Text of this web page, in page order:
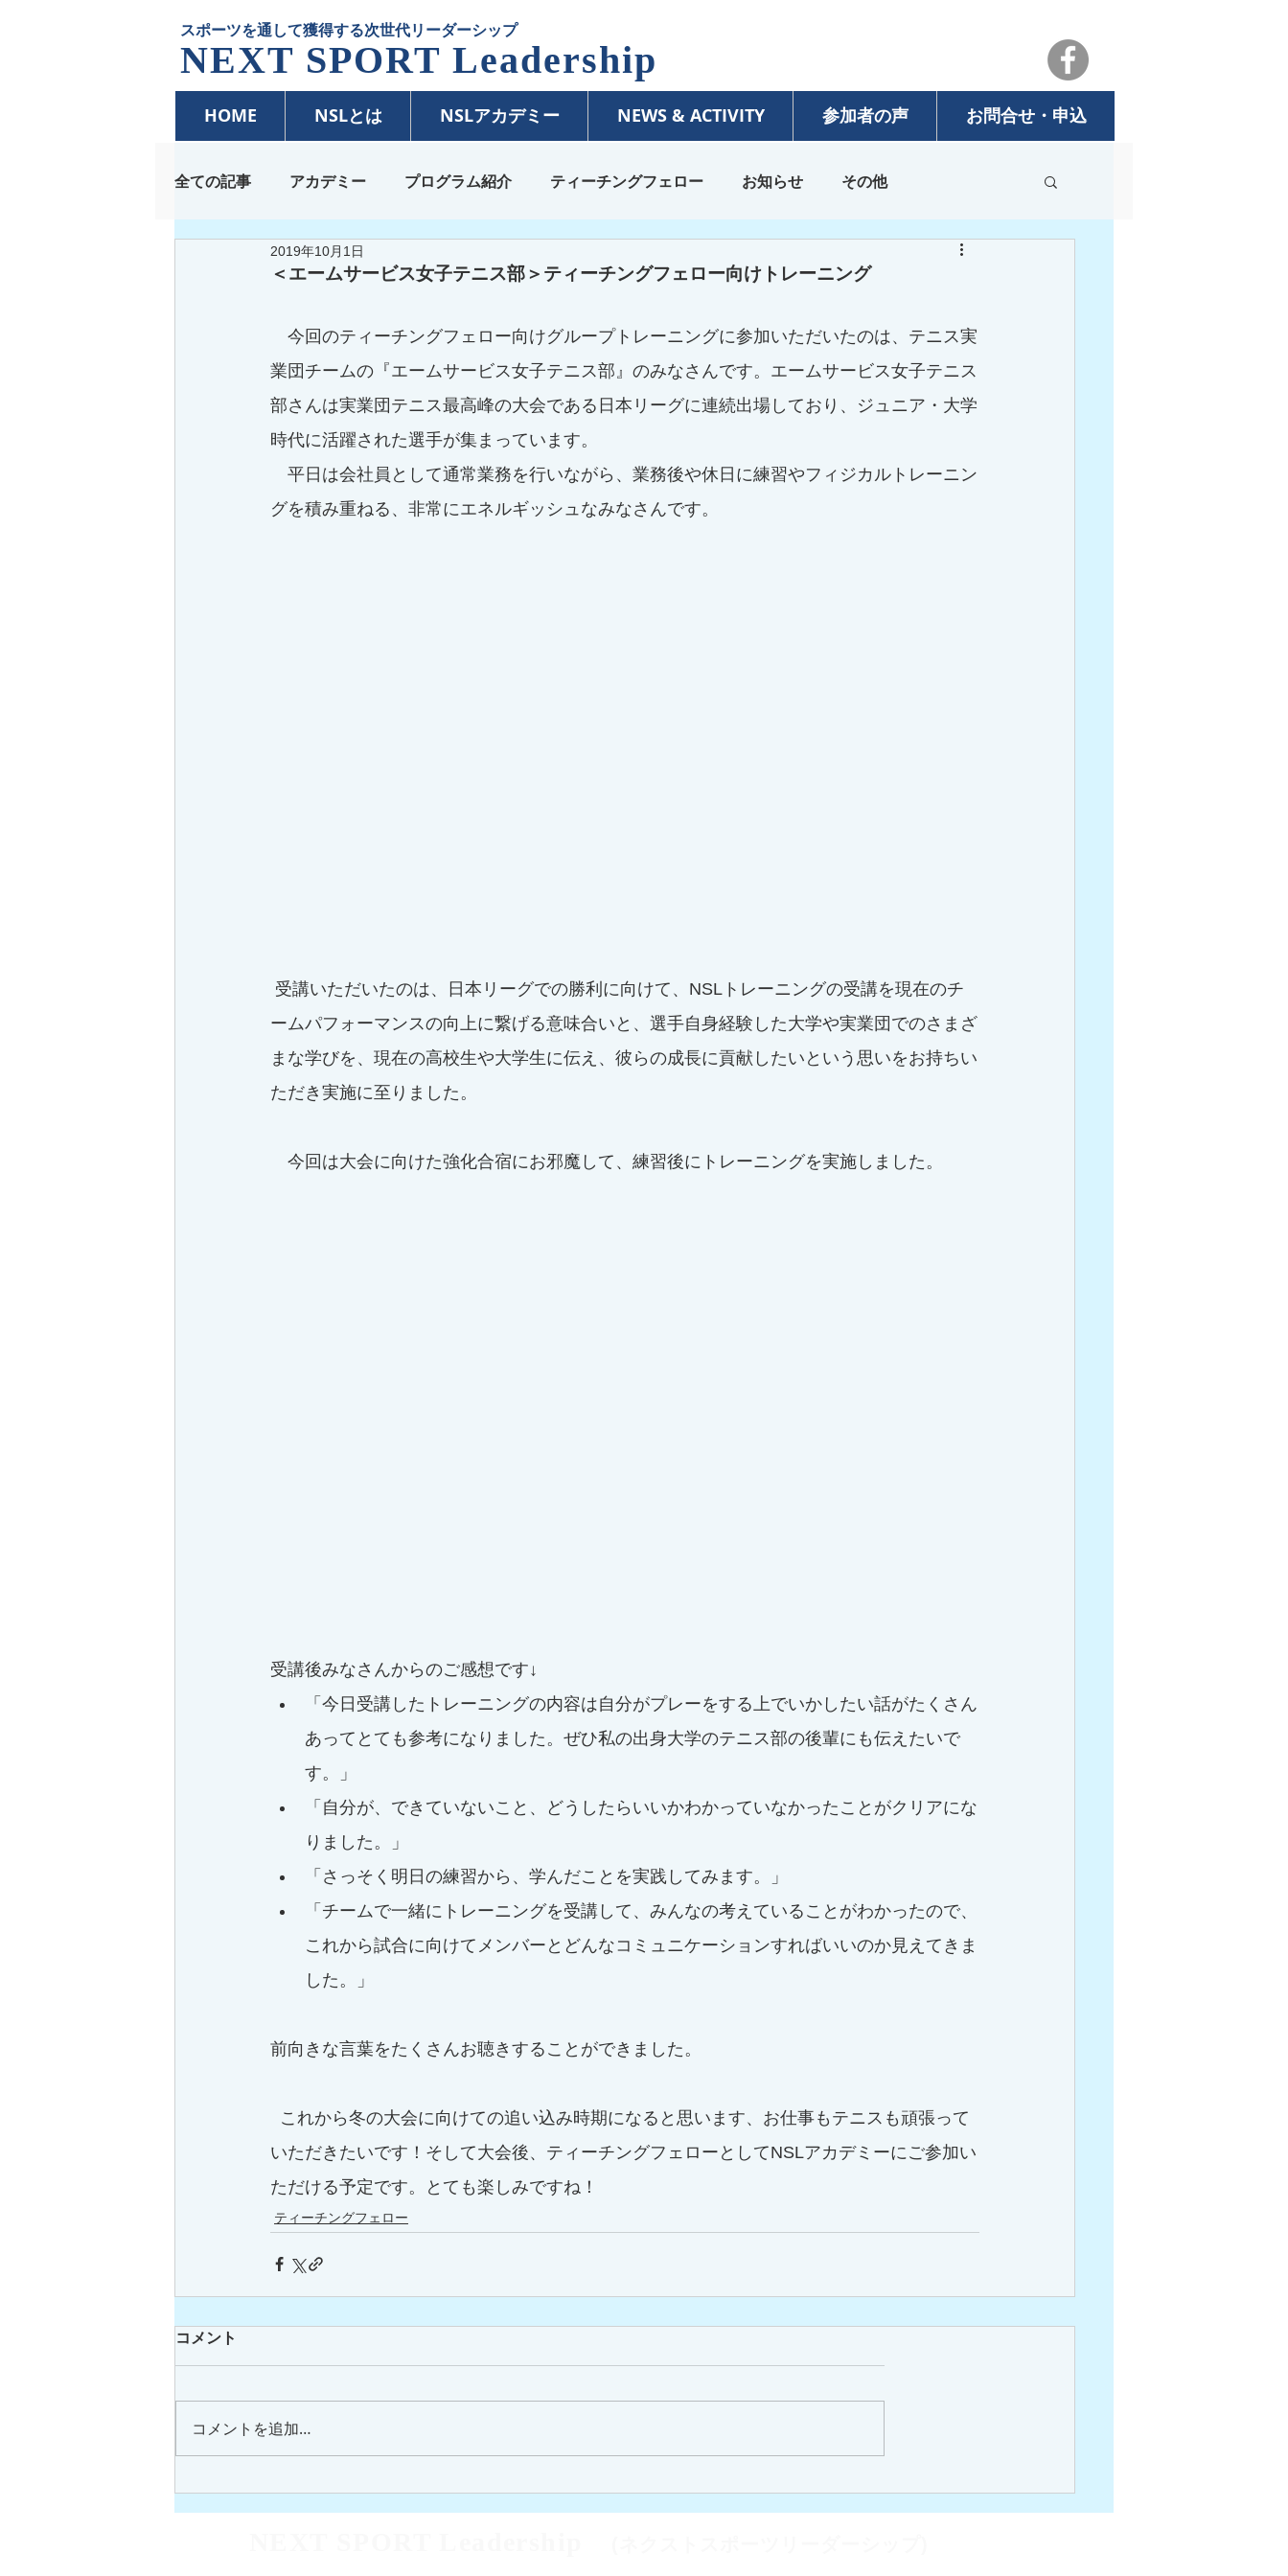
スポーツを通して獲得する次世代リーダーシップ
NEXT SPORT Leadership
HOME NSLとは NSLアカデミー NEWS & ACTIVITY 参加者の声 お問合せ・申込
全ての記事 アカデミー プログラム紹介 ティーチングフェロー お知らせ その他
＜エームサービス女子テニス部＞ティーチングフェロー向けトレーニング
2019年10月1日
今回のティーチングフェロー向けグループトレーニングに参加いただいたのは、テニス実
業団チームの『エームサービス女子テニス部』のみなさんです。エームサービス女子テニス
部さんは実業団テニス最高峰の大会である日本リーグに連続出場しており、ジュニア・大学
時代に活躍された選手が集まっています。
平日は会社員として通常業務を行いながら、業務後や休日に練習やフィジカルトレーニン
グを積み重ねる、非常にエネルギッシュなみなさんです。
ームパフォーマンスの向上に繋げる意味合いと、選手自身経験した大学や実業団でのさまざ
まな学びを、現在の高校生や大学生に伝え、彼らの成長に貢献したいという思いをお持ちい
ただき実施に至りました。
今回は大会に向けた強化合宿にお邪魔して、練習後にトレーニングを実施しました。
受講後みなさんからのご感想です↓
「今日受講したトレーニングの内容は自分がプレーをする上でいかしたい話がたくさん
あってとても参考になりました。ぜひ私の出身大学のテニス部の後輩にも伝えたいで
す。」
「自分が、できていないこと、どうしたらいいかわかっていなかったことがクリアにな
りました。」
「さっそく明日の練習から、学んだことを実践してみます。」
「チームで一緒にトレーニングを受講して、みんなの考えていることがわかったので、
これから試合に向けてメンバーとどんなコミュニケーションすればいいのか見えてきま
した。」
前向きな言葉をたくさんお聴きすることができました。
いただきたいです！そして大会後、ティーチングフェローとしてNSLアカデミーにご参加い
ただける予定です。とても楽しみですね！
ティーチングフェロー
コメント
コメントを追加…